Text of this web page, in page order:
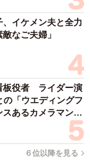
、イケメン夫と全力
なご夫婦」
板役者 ライダー演
の「ウエディングフ
あるカメラマン求
６位以降を見る